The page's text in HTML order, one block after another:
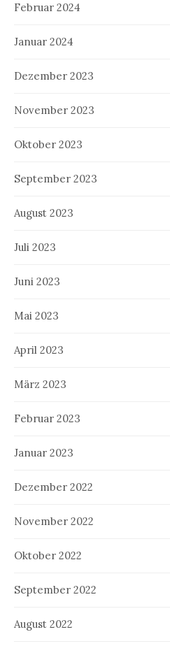
Februar 2024
Januar 2024
Dezember 2023
November 2023
Oktober 2023
September 2023
August 2023
Juli 2023
Juni 2023
Mai 2023
April 2023
März 2023
Februar 2023
Januar 2023
Dezember 2022
November 2022
Oktober 2022
September 2022
August 2022